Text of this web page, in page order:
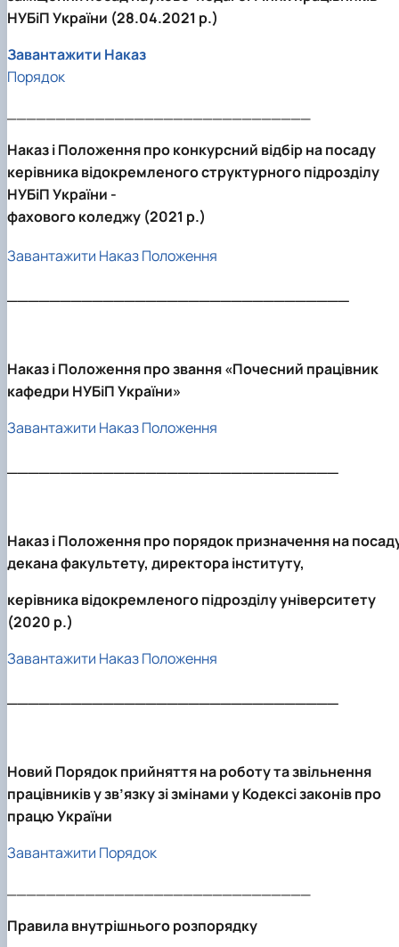
НУБіП України (28.04.2021 р.)
Завантажити Наказ
Порядок
Наказ і Положення про конкурсний відбір на посаду
керівника відокремленого структурного підрозділу
НУБіП України -
фахового коледжу (2021 р.)
Завантажити Наказ Положення
Наказ і Положення про звання «Почесний працівник
кафедри НУБіП України»
Завантажити Наказ Положення
Наказ і Положення про порядок призначення на
декана факультету, директора інституту,
керівника відокремленого підрозділу університету
(2020 р.)
Завантажити НаказПоложення
Новий Порядок прийняття на роботу та звільнення
працівників у зв’язку зі змінами у Кодексі законів про
працю України
Завантажити Порядок
Правила внутрішнього розпорядку